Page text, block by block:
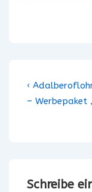
Vorheriger
Beitrag
‹
– Werbepaket
Schreibe